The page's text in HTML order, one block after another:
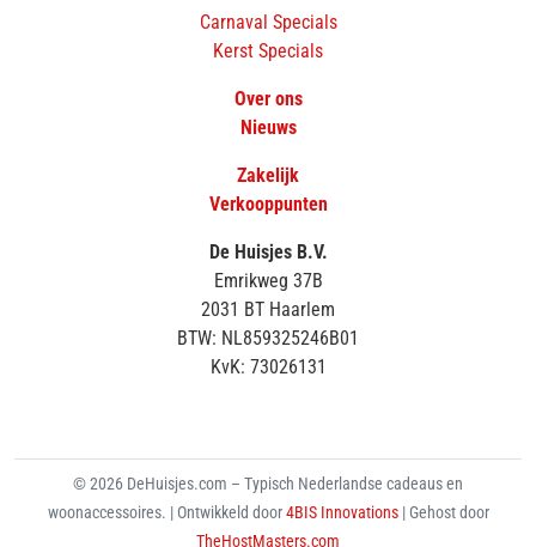
Carnaval Specials
Kerst Specials
Over ons
Nieuws
Zakelijk
Verkooppunten
De Huisjes B.V.
Emrikweg 37B
2031 BT Haarlem
BTW: NL859325246B01
KvK: 73026131
© 2026 DeHuisjes.com – Typisch Nederlandse cadeaus en
woonaccessoires. | Ontwikkeld door4BIS Innovations | Gehost door
TheHostMasters.com